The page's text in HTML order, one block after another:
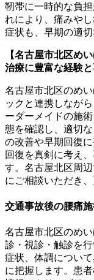
靭帯に一時的な負
れにより、痛みや
症状も、早期の適切
【名古屋市北区め
治療に豊富な経験
名古屋市北区のめ
ックと連携しなが
ーダーメイドの施
態を確認し、適切
の改善や早期回復
回復を真剣に考え
す。名古屋北区周
にご相談いただき
交通事故後の腰痛
名古屋市北区のめ
診・視診・触診を
症状、体調につい
に把握します。患